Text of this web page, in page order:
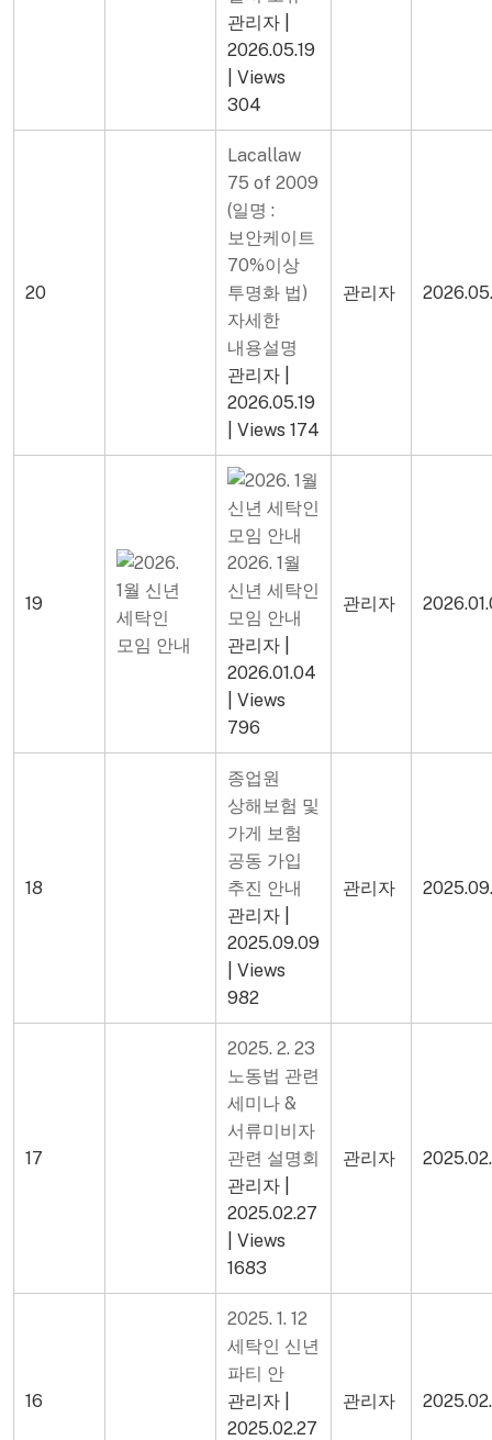
관리자
2026.05.19
Views
304
20
Lacallaw
75 of 2009
(일명 :
보안케이트
70%이상
투명화 법)
자세한
내용설명
관리자
2026.05.19
Views 174
관리자
19
2026. 1월
신년 세탁인
모임 안내
관리자
2026.01.04
Views
796
관리자
18
종업원
상해보험 및
가게 보험
공동 가입
추진 안내
관리자
2025.09.09
Views
982
관리자
17
2025. 2. 23
노동법 관련
세미나 &
서류미비자
관련 설명회
관리자
2025.02.27
Views
1683
관리자
16
2025. 1. 12
세탁인 신년
파티 안
관리자
2025.02.27
관리자